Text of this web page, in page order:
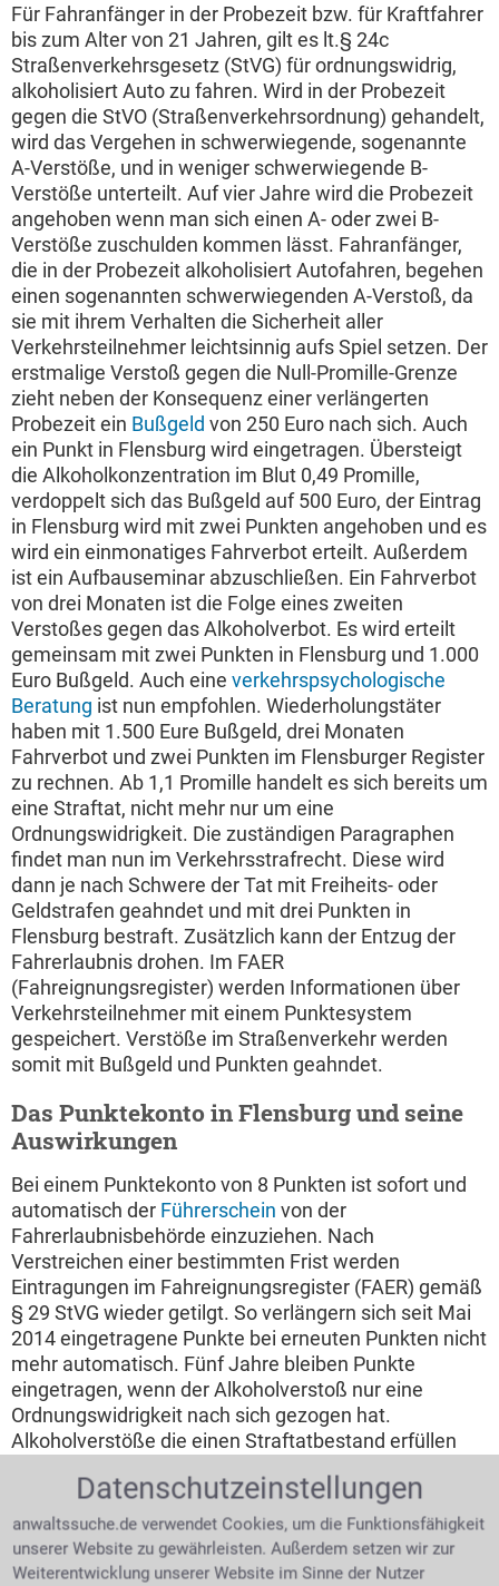
Für Fahranfänger in der Probezeit bzw. für Kraftfahrer
bis zum Alter von 21 Jahren, gilt es lt.§ 24c
Straßenverkehrsgesetz (StVG) für ordnungswidrig,
alkoholisiert Auto zu fahren. Wird in der Probezeit
gegen die StVO (Straßenverkehrsordnung) gehandelt,
wird das Vergehen in schwerwiegende, sogenannte
A-Verstöße, und in weniger schwerwiegende B-
Verstöße unterteilt. Auf vier Jahre wird die Probezeit
angehoben wenn man sich einen A- oder zwei B-
Verstöße zuschulden kommen lässt. Fahranfänger,
die in der Probezeit alkoholisiert Autofahren, begehen
einen sogenannten schwerwiegenden A-Verstoß, da
sie mit ihrem Verhalten die Sicherheit aller
Verkehrsteilnehmer leichtsinnig aufs Spiel setzen. Der
erstmalige Verstoß gegen die Null-Promille-Grenze
zieht neben der Konsequenz einer verlängerten
Probezeit ein Bußgeld von 250 Euro nach sich. Auch
ein Punkt in Flensburg wird eingetragen. Übersteigt
die Alkoholkonzentration im Blut 0,49 Promille,
verdoppelt sich das Bußgeld auf 500 Euro, der Eintrag
in Flensburg wird mit zwei Punkten angehoben und es
wird ein einmonatiges Fahrverbot erteilt. Außerdem
ist ein Aufbauseminar abzuschließen. Ein Fahrverbot
von drei Monaten ist die Folge eines zweiten
Verstoßes gegen das Alkoholverbot. Es wird erteilt
gemeinsam mit zwei Punkten in Flensburg und 1.000
Euro Bußgeld. Auch eine verkehrspsychologische
Beratung ist nun empfohlen. Wiederholungstäter
haben mit 1.500 Eure Bußgeld, drei Monaten
Fahrverbot und zwei Punkten im Flensburger Register
zu rechnen. Ab 1,1 Promille handelt es sich bereits um
eine Straftat, nicht mehr nur um eine
Ordnungswidrigkeit. Die zuständigen Paragraphen
findet man nun im Verkehrsstrafrecht. Diese wird
dann je nach Schwere der Tat mit Freiheits- oder
Geldstrafen geahndet und mit drei Punkten in
Flensburg bestraft. Zusätzlich kann der Entzug der
Fahrerlaubnis drohen. Im FAER
(Fahreignungsregister) werden Informationen über
Verkehrsteilnehmer mit einem Punktesystem
gespeichert. Verstöße im Straßenverkehr werden
somit mit Bußgeld und Punkten geahndet.
Das Punktekonto in Flensburg und seine
Auswirkungen
Bei einem Punktekonto von 8 Punkten ist sofort und
automatisch der Führerschein von der
Fahrerlaubnisbehörde einzuziehen. Nach
Verstreichen einer bestimmten Frist werden
Eintragungen im Fahreignungsregister (FAER) gemäß
§ 29 StVG wieder getilgt. So verlängern sich seit Mai
2014 eingetragene Punkte bei erneuten Punkten nicht
mehr automatisch. Fünf Jahre bleiben Punkte
eingetragen, wenn der Alkoholverstoß nur eine
Ordnungswidrigkeit nach sich gezogen hat.
Alkoholverstöße die einen Straftatbestand erfüllen
erhalten.
Andere Länder – andere Sitten,
Promillegrenzen im Ausland
Datenschutzeinstellungen
anwaltssuche.de verwendet Cookies, um die Funktionsfähigkeit
unserer Website zu gewährleisten. Außerdem setzen wir zur
Weiterentwicklung unserer Website im Sinne der Nutzer